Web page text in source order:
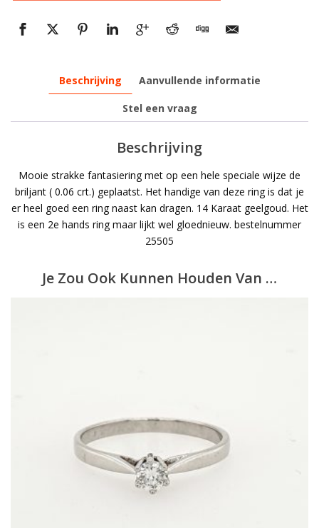
Beschrijving Aanvullende informatie
Stel een vraag
Beschrijving
Mooie strakke fantasiering met op een hele speciale wijze de
briljant ( 0.06 crt.) geplaatst. Het handige van deze ring is dat je
er heel goed een ring naast kan dragen. 14 Karaat geelgoud. Het
is een 2e hands ring maar lijkt wel gloednieuw. bestelnummer
25505
Je Zou Ook Kunnen Houden Van …